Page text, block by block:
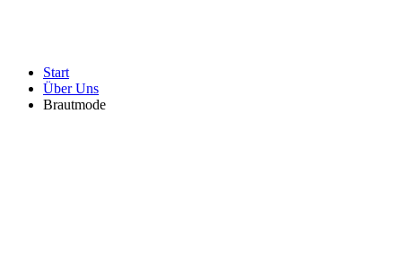
Start
Über Uns
Brautmode